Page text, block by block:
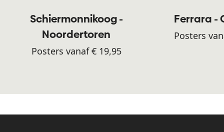
Schiermonnikoog -
Noordertoren
Posters vanaf € 19,95
Ferrara -
Posters